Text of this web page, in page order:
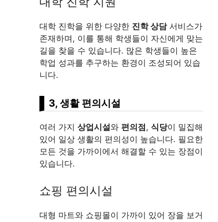
대학 진학을 위한 다양한 진학 상담서비스가
존재하며, 이를 통해 학생들이 자신에게 맞는
길을 찾을 수 있습니다. 많은 학생들이 높은
학업 성과를 추구하는 환경이 조성되어 있습
니다.
3, 생활 편의시설
여러 가지 상업시설와 편의점, 식당이 밀집해
있어 일상 생활의 편의성이 높습니다. 필요한
모든 것을 가까이에서 해결할 수 있는 장점이
있습니다.
쇼핑 편의시설
대형 마트와 쇼핑몰이 가까이 있어 장을 보거